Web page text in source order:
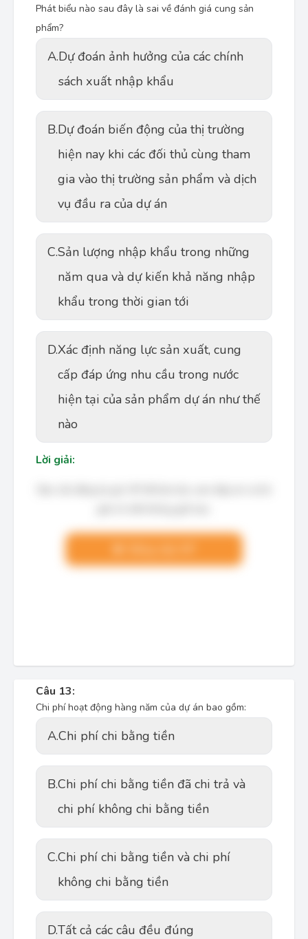
Phát biểu nào sau đây là sai về đánh giá cung sản
phẩm?
A.Dự đoán ảnh hưởng của các chính
sách xuất nhập khẩu
B.Dự đoán biến động của thị trường
hiện nay khi các đối thủ cùng tham
gia vào thị trường sản phẩm và dịch
vụ đầu ra của dự án
C.Sản lượng nhập khẩu trong những
năm qua và dự kiến khả năng nhập
khẩu trong thời gian tới
D.Xác định năng lực sản xuất, cung
cấp đáp ứng nhu cầu trong nước
hiện tại của sản phẩm dự án như thế
nào
Lời giải:
Câu 13:
Chi phí hoạt động hàng năm của dự án bao gồm:
A.Chi phí chi bằng tiền
B.Chi phí chi bằng tiền đã chi trả và
chi phí không chi bằng tiền
C.Chi phí chi bằng tiền và chi phí
không chi bằng tiền
D.Tất cả các câu đều đúng